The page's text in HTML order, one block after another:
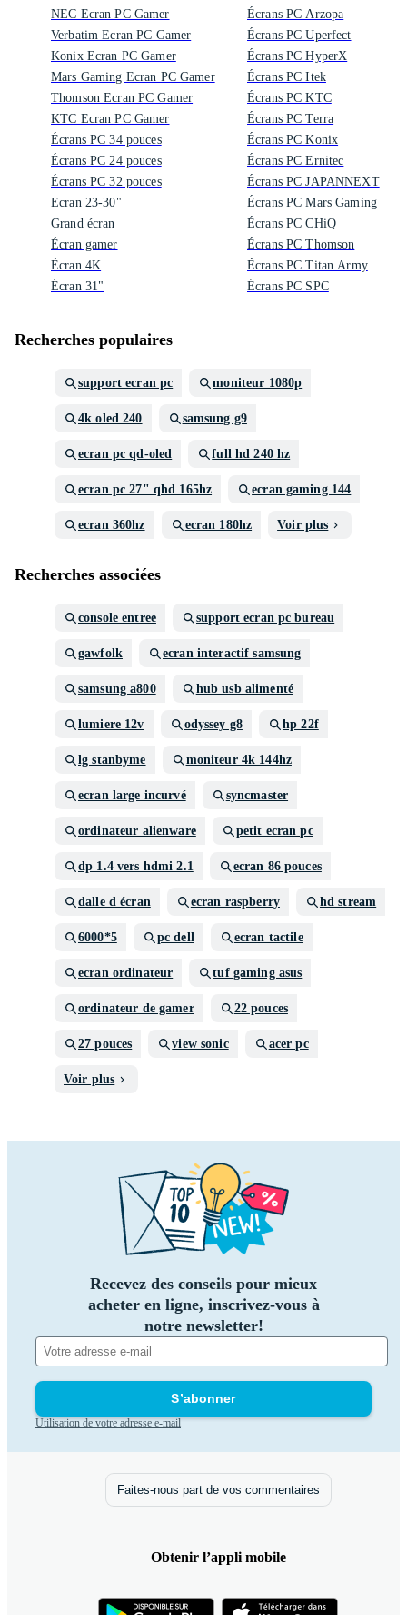
NEC Ecran PC Gamer
Verbatim Ecran PC Gamer
Konix Ecran PC Gamer
Mars Gaming Ecran PC Gamer
Thomson Ecran PC Gamer
KTC Ecran PC Gamer
Écrans PC 34 pouces
Écrans PC 24 pouces
Écrans PC 32 pouces
Ecran 23-30"
Grand écran
Écran gamer
Écran 4K
Écran 31"
Écrans PC Arzopa
Écrans PC Uperfect
Écrans PC HyperX
Écrans PC Itek
Écrans PC KTC
Écrans PC Terra
Écrans PC Konix
Écrans PC Ernitec
Écrans PC JAPANNEXT
Écrans PC Mars Gaming
Écrans PC CHiQ
Écrans PC Thomson
Écrans PC Titan Army
Écrans PC SPC
Recherches populaires
support ecran pc moniteur 1080p
4k oled 240 samsung g9
ecran pc qd-oled full hd 240 hz
ecran pc 27" qhd 165hz ecran gaming 144
ecran 360hz ecran 180hz Voir plus
Recherches associées
console entree support ecran pc bureau
gawfolk ecran interactif samsung
samsung a800 hub usb alimenté
lumiere 12v odyssey g8 hp 22f
lg stanbyme moniteur 4k 144hz
ecran large incurvé syncmaster
ordinateur alienware petit ecran pc
dp 1.4 vers hdmi 2.1 ecran 86 pouces
dalle d écran ecran raspberry hd stream
6000*5 pc dell ecran tactile
ecran ordinateur tuf gaming asus
ordinateur de gamer 22 pouces
27 pouces view sonic acer pc
Voir plus
Recevez des conseils pour mieux
acheter en ligne, inscrivez-vous à
notre newsletter!
S’abonner
Utilisation de votre adresse e-mail
Faites-nous part de vos commentaires
Obtenir l’appli mobile